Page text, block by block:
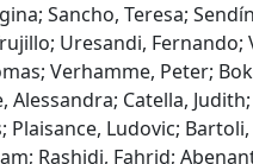
Sancho, Teresa;
Uresandi, Fernando;
Verhamme, Peter;
Catella,
Ludovic;
Rashidi, Fahrid;